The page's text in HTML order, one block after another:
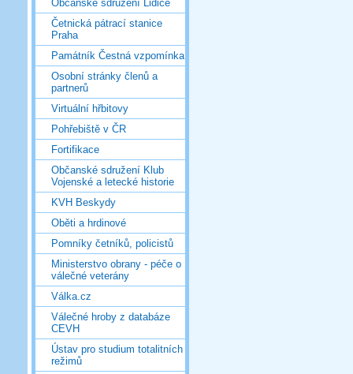
Občanské sdružení Lidice
Četnická pátrací stanice
Praha
Památník Čestná vzpomínka
Osobní stránky členů a
partnerů
Virtuální hřbitovy
Pohřebiště v ČR
Fortifikace
Občanské sdružení Klub
Vojenské a letecké historie
KVH Beskydy
Oběti a hrdinové
Pomníky četníků, policistů
Ministerstvo obrany - péče o
válečné veterány
Válka.cz
Válečné hroby z databáze
CEVH
Ústav pro studium totalitních
režimů